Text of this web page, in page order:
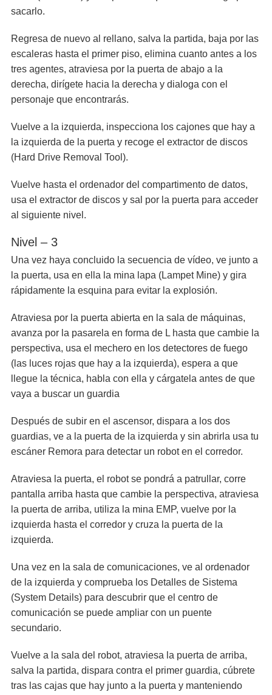
sacarlo.
Regresa de nuevo al rellano, salva la partida, baja por las
escaleras hasta el primer piso, elimina cuanto antes a los
tres agentes, atraviesa por la puerta de abajo a la
derecha, dirígete hacia la derecha y dialoga con el
personaje que encontrarás.
Vuelve a la izquierda, inspecciona los cajones que hay a
la izquierda de la puerta y recoge el extractor de discos
(Hard Drive Removal Tool).
Vuelve hasta el ordenador del compartimento de datos,
usa el extractor de discos y sal por la puerta para acceder
al siguiente nivel.
Nivel – 3
Una vez haya concluido la secuencia de vídeo, ve junto a
la puerta, usa en ella la mina lapa (Lampet Mine) y gira
rápidamente la esquina para evitar la explosión.
Atraviesa por la puerta abierta en la sala de máquinas,
avanza por la pasarela en forma de L hasta que cambie la
perspectiva, usa el mechero en los detectores de fuego
(las luces rojas que hay a la izquierda), espera a que
llegue la técnica, habla con ella y cárgatela antes de que
vaya a buscar un guardia
Después de subir en el ascensor, dispara a los dos
guardias, ve a la puerta de la izquierda y sin abrirla usa tu
escáner Remora para detectar un robot en el corredor.
Atraviesa la puerta, el robot se pondrá a patrullar, corre
pantalla arriba hasta que cambie la perspectiva, atraviesa
la puerta de arriba, utiliza la mina EMP, vuelve por la
izquierda hasta el corredor y cruza la puerta de la
izquierda.
Una vez en la sala de comunicaciones, ve al ordenador
de la izquierda y comprueba los Detalles de Sistema
(System Details) para descubrir que el centro de
comunicación se puede ampliar con un puente
secundario.
Vuelve a la sala del robot, atraviesa la puerta de arriba,
salva la partida, dispara contra el primer guardia, cúbrete
tras las cajas que hay junto a la puerta y manteniendo